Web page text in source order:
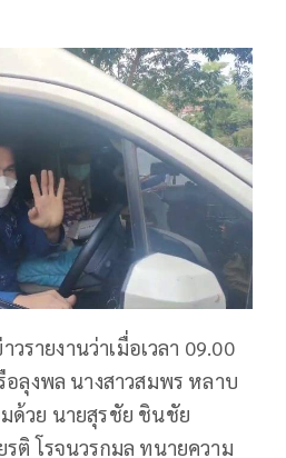
วรายงานว่าเมื่อเวลา 09.00
ลุงพล นางสาวสมพร หลาบ
ด้วย นายสุรชัย ชินชัย
ติ โรจนวรกมล ทนายความ